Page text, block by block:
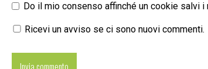
Do il mio consenso affinché un cookie salvi
Ricevi un avviso se ci sono nuovi commenti.